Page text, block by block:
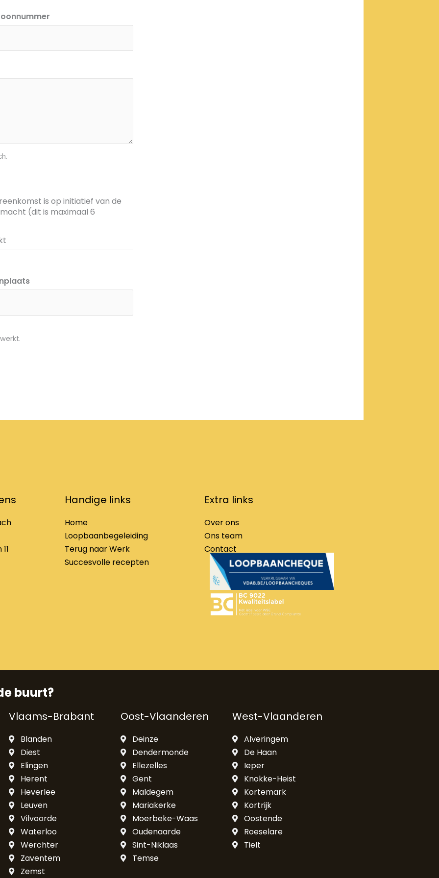
is op initiatief van de
(dit is maximaal 6
Handige links
Home
Loopbaanbegeleiding
Terug naar Werk
Succesvolle recepten
Extra links
Over ons
Ons team
Contact
buurt?
Vlaams-Brabant
Blanden
Diest
Elingen
Herent
Heverlee
Leuven
Vilvoorde
Waterloo
Werchter
Zaventem
Zemst
Oost-Vlaanderen
Deinze
Dendermonde
Ellezelles
Gent
Maldegem
Mariakerke
Moerbeke-Waas
Oudenaarde
Sint-Niklaas
Temse
West-Vlaanderen
Alveringem
De Haan
Ieper
Knokke-Heist
Kortemark
Kortrijk
Oostende
Roeselare
Tielt